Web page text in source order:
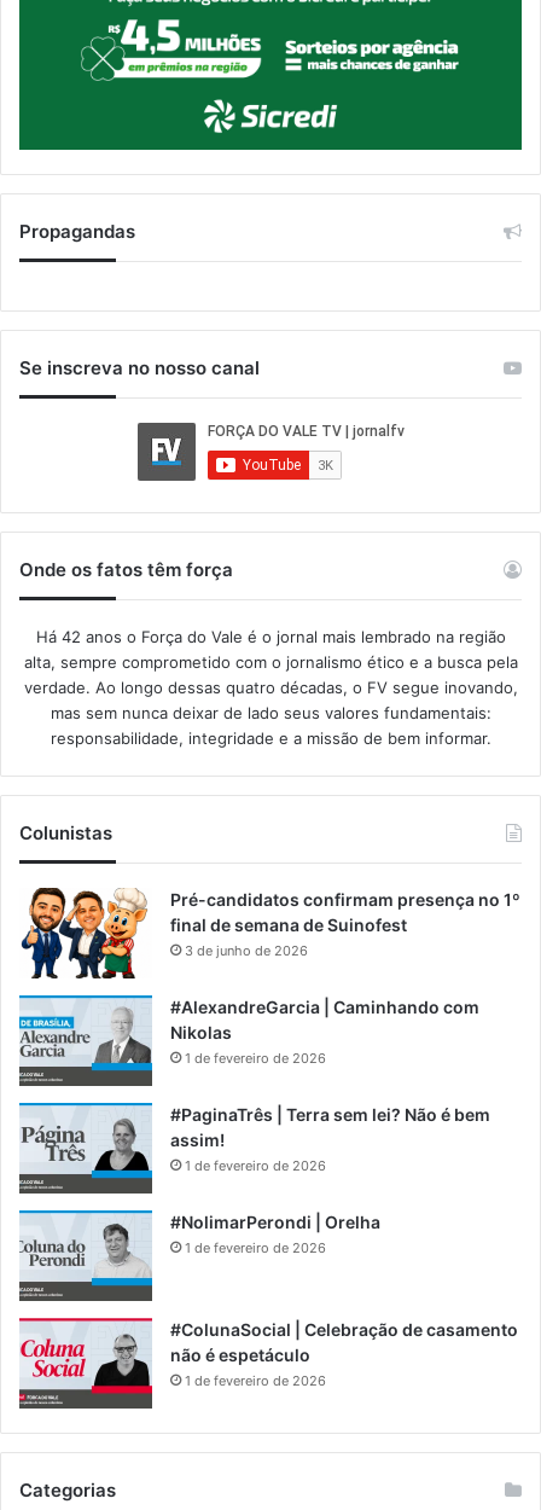
Propagandas
Se inscreva no nosso canal
Onde os fatos têm força
Há 42 anos o Força do Vale é o jornal mais lembrado na região
alta, sempre comprometido com o jornalismo ético e a busca pela
verdade. Ao longo dessas quatro décadas, o FV segue inovando,
mas sem nunca deixar de lado seus valores fundamentais:
responsabilidade, integridade e a missão de bem informar.​
Colunistas
Pré-candidatos confirmam presença no 1º
final de semana de Suinofest
3 de junho de 2026
#AlexandreGarcia | Caminhando com
Nikolas
1 de fevereiro de 2026
#PaginaTrês | Terra sem lei? Não é bem
assim!
1 de fevereiro de 2026
#NolimarPerondi | Orelha
1 de fevereiro de 2026
#ColunaSocial | Celebração de casamento
não é espetáculo
1 de fevereiro de 2026
Categorias